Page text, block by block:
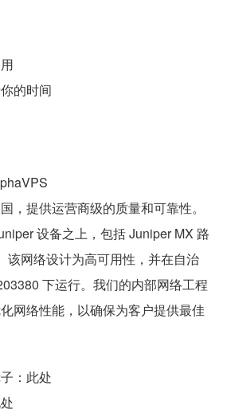
的时间
，提供运营商级的质量和可靠性。
设备之上，包括 Juniper MX 路
该网络设计为高可用性，并在自治
下运行。我们的内部网络工程
网络性能，以确保为客户提供最佳
：此处